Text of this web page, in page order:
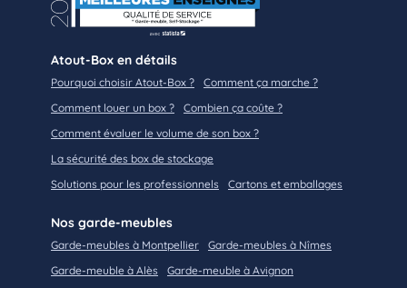
Atout-Box en détails
Pourquoi choisir Atout-Box ?
Comment ça marche ?
Comment louer un box ?
Combien ça coûte ?
Comment évaluer le volume de son box ?
La sécurité des box de stockage
Solutions pour les professionnels
Cartons et emballages
Nos garde-meubles
Garde-meubles à Montpellier
Garde-meubles à Nîmes
Garde-meuble à Alès
Garde-meuble à Avignon